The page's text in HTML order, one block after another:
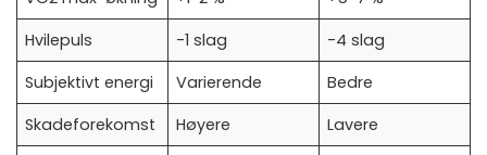
Hvilepuls
-1 slag
-4 slag
Subjektivt energi
Varierende
Bedre
Skadeforekomst
Høyere
Lavere